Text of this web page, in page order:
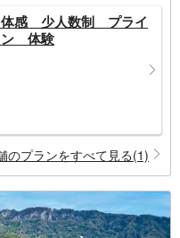
感 少人数制 プライ
ン 体験
のプランをすべて見る(1)